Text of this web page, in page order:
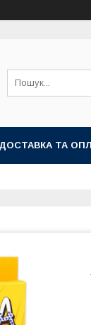
ДОСТАВКА ТА